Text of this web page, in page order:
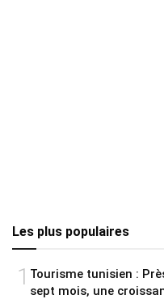
Les plus populaires
1 Tourisme tunisien :
sept mois, une